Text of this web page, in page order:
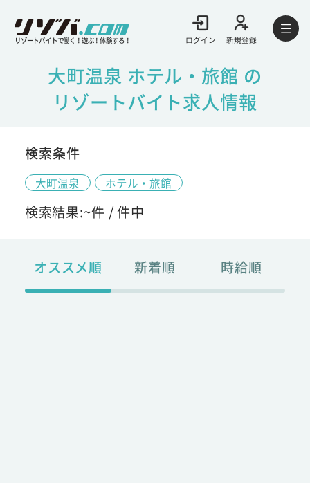
リゾートバイトで働く！遊ぶ！体験する！ ログイン 新規登録
大町温泉 ホテル・旅館 の
リゾートバイト求人情報
検索条件
大町温泉 ホテル・旅館
検索結果:~件 /件中
オススメ順 新着順 時給順